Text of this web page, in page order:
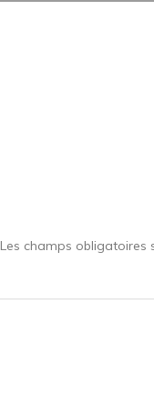
Les champs